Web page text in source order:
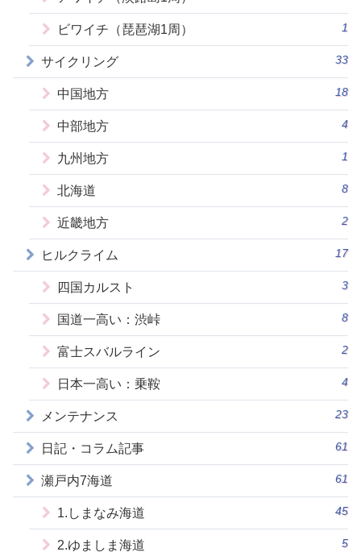
ビワイチ（琵琶湖1周） 1
サイクリング 33
中国地方 18
中部地方 4
九州地方 1
北海道 8
近畿地方 2
ヒルクライム 17
四国カルスト 3
国道一高い：渋峠 8
富士スバルライン 2
日本一高い：乗鞍 4
メンテナンス 23
日記・コラム記事 61
瀬戸内7海道 61
1.しまなみ海道 45
2.ゆましま海道 5